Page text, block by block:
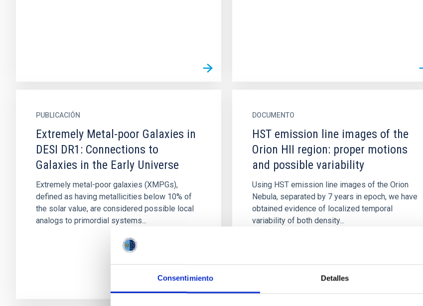
Consentimiento Detalles
PUBLICACIÓN
Extremely Metal-poor Galaxies in
DESI DR1: Connections to
Galaxies in the Early Universe
Extremely metal-poor galaxies (XMPGs),
defined as having metallicities below 10% of
the solar value, are considered possible local
analogs to primordial systems...
DOCUMENTO
HST emission line images of the
Orion HII region: proper motions
and possible variability
Using HST emission line images of the Orion
Nebula, separated by 7 years in epoch, we have
obtained evidence of localized temporal
variability of both density...
HII REGION: PROPER MOTIONS AND POSSIBLE